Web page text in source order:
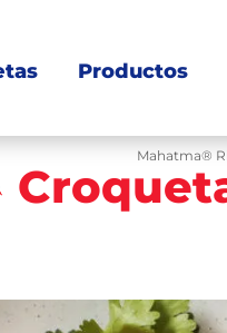
Productos
Mahatma®